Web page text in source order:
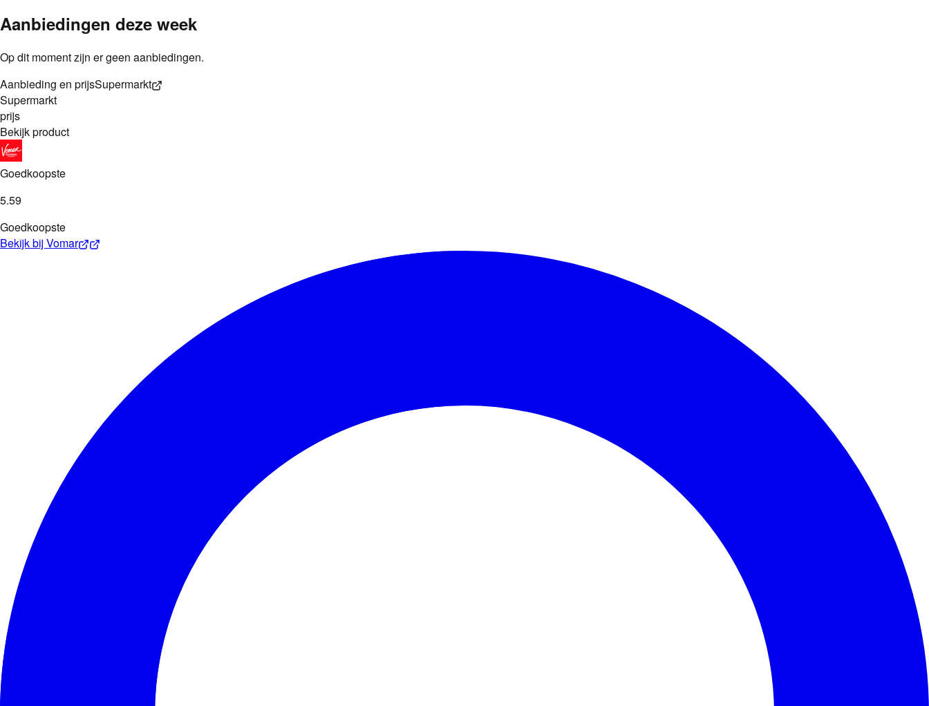
Aanbiedingen deze week
Op dit moment zijn er geen aanbiedingen.
Aanbieding en prijsSupermarkt
Supermarkt
prijs
Bekijk product
Goedkoopste
5.59
Goedkoopste
Bekijk bijVomar